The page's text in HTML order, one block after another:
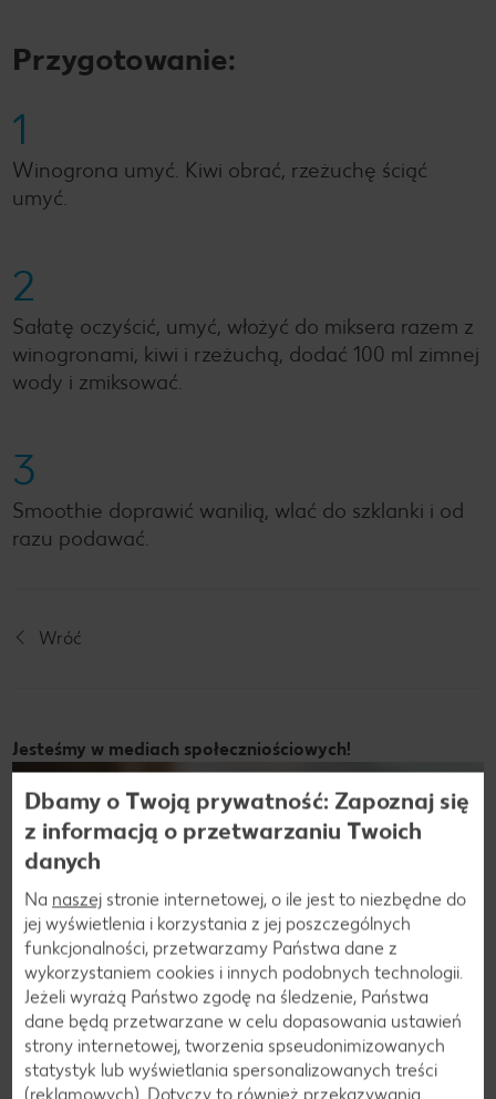
Przygotowanie:
1
Winogrona umyć. Kiwi obrać, rzeżuchę ściąć
umyć.
2
Sałatę oczyścić, umyć, włożyć do miksera razem z
winogronami, kiwi i rzeżuchą, dodać 100 ml zimnej
wody i zmiksować.
3
Smoothie doprawić wanilią, wlać do szklanki i od
razu podawać.
Wróć
Jesteśmy w mediach społeczniościowych!
Dołącz do nas na FB, Instagramie i TikToku!
Dbamy o Twoją prywatność: Zapoznaj się
z informacją o przetwarzaniu Twoich
danych
Na naszej stronie internetowej, o ile jest to niezbędne do
jej wyświetlenia i korzystania z jej poszczególnych
funkcjonalności, przetwarzamy Państwa dane z
wykorzystaniem cookies i innych podobnych technologii.
Jeżeli wyrażą Państwo zgodę na śledzenie, Państwa
dane będą przetwarzane w celu dopasowania ustawień
strony internetowej, tworzenia spseudonimizowanych
statystyk lub wyświetlania spersonalizowanych treści
(reklamowych). Dotyczy to również przekazywania